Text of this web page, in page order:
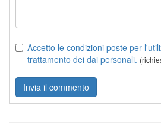
Accetto le condizioni poste per
trattamento dei dai personali.